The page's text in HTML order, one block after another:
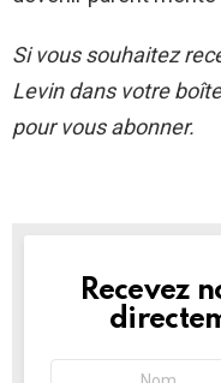
Si vous souhaitez
Levin dans votre
pour vous abonner.
NEWSLETTER
Recevez